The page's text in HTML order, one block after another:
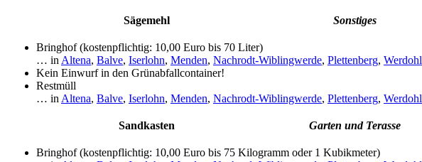
Sägemehl Sonstiges
Bringhof (kostenpflichtig: 10,00 Euro bis 70 Liter)
… in Altena, Balve, Iserlohn, Menden, Nachrodt-Wiblingwerde, Plettenberg, Werdohl
Kein Einwurf in den Grünabfallcontainer!
Restmüll
… in Altena, Balve, Iserlohn, Menden, Nachrodt-Wiblingwerde, Plettenberg, Werdohl
Sandkasten Garten und Terasse
Bringhof (kostenpflichtig: 10,00 Euro bis 75 Kilogramm oder 1 Kubikmeter)